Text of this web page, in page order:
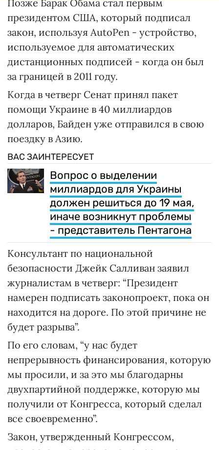
Позже Барак Обама стал первым
президентом США, который подписал
закон, используя AutoPen - устройство,
используемое для автоматических
дистанционных подписей - когда он был
за границей в 2011 году.
Когда в четверг Сенат принял пакет
помощи Украине в 40 миллиардов
долларов, Байден уже отправился в свою
поездку в Азию.
ВАС ЗАИНТЕРЕСУЕТ
Вопрос о выделении
миллиардов для Украины
должен решиться до 19 мая,
иначе возникнут проблемы
- представитель Пентагона
Консультант по национальной
безопасности Джейк Салливан заявил
журналистам в четверг: “Президент
намерен подписать законопроект, пока он
находится на дороге. По этой причине не
будет разрыва”.
По его словам, “у нас будет
непрерывность финансирования, которую
мы просили, и за это мы благодарны
двухпартийной поддержке, которую мы
получили от Конгресса, который сделал
все своевременно”.
Закон, утвержденный Конгрессом,